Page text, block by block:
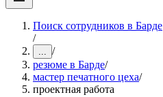
Поиск сотрудников в Барде
/
... /
резюме в Барде/
мастер печатного цеха/
проектная работа